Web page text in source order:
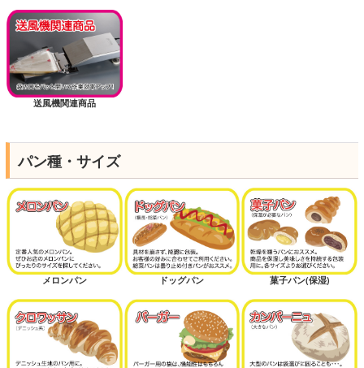
送風機関連商品
パン種・サイズ
メロンパン ドッグパン 菓子パン(保湿)